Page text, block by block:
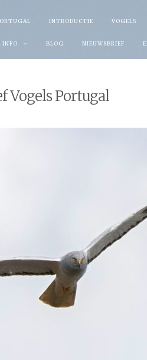
INTRODUCTIE VOGELS
INFO BLOG NIEUWSBRIEF
Vogels Portugal